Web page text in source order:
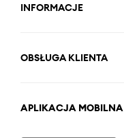
INFORMACJE
OBSŁUGA KLIENTA
APLIKACJA MOBILNA